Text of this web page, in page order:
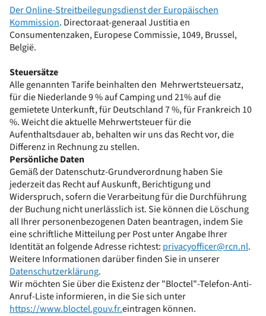
Der Online-Streitbeilegungsdienst der Europäischen
Kommission. Directoraat-generaal Justitia en
Consumentenzaken, Europese Commissie, 1049, Brussel,
België.
Steuersätze
Alle genannten Tarife beinhalten den Mehrwertsteuersatz,
für die Niederlande 9 % auf Camping und 21% auf die
gemietete Unterkunft, für Deutschland 7 %, für Frankreich 10
%. Weicht die aktuelle Mehrwertsteuer für die
Aufenthaltsdauer ab, behalten wir uns das Recht vor, die
Differenz in Rechnung zu stellen.
Persönliche Daten
Gemäß der Datenschutz-Grundverordnung haben Sie
jederzeit das Recht auf Auskunft, Berichtigung und
Widerspruch, sofern die Verarbeitung für die Durchführung
der Buchung nicht unerlässlich ist. Sie können die Löschung
all Ihrer personenbezogenen Daten beantragen, indem Sie
eine schriftliche Mitteilung per Post unter Angabe Ihrer
Identität an folgende Adresse richtest: privacyofficer@rcn.nl.
Weitere Informationen darüber finden Sie in unserer
Datenschutzerklärung.
Wir möchten Sie über die Existenz der "Bloctel"-Telefon-Anti-
Anruf-Liste informieren, in die Sie sich unter
https://www.bloctel.gouv.fr.eintragen können.